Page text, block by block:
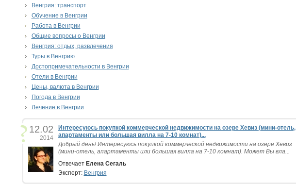
Венгрия: транспорт
Обучение в Венгрии
Работа в Венгрии
Общие вопросы о Венгрии
Венгрия: отдых, развлечения
Туры в Венгрию
Достопримечательности в Венгрии
Отели в Венгрии
Цены, валюта в Венгрии
Погода в Венгрии
Лечение в Венгрии
12.02
2014
Интересуюсь покупкой коммерческой недвижимости на озере Хевиз (мини-отель,
апартаменты или большая вилла на 7-10 комнат)...
Добрый день! Интересуюсь покупкой коммерческой недвижимости на озере Хевиз
(мини-отель, апартаменты или большая вилла на 7-10 комнат). Может Вы вла...
Отвечает Елена Сегаль
Эксперт: Венгрия